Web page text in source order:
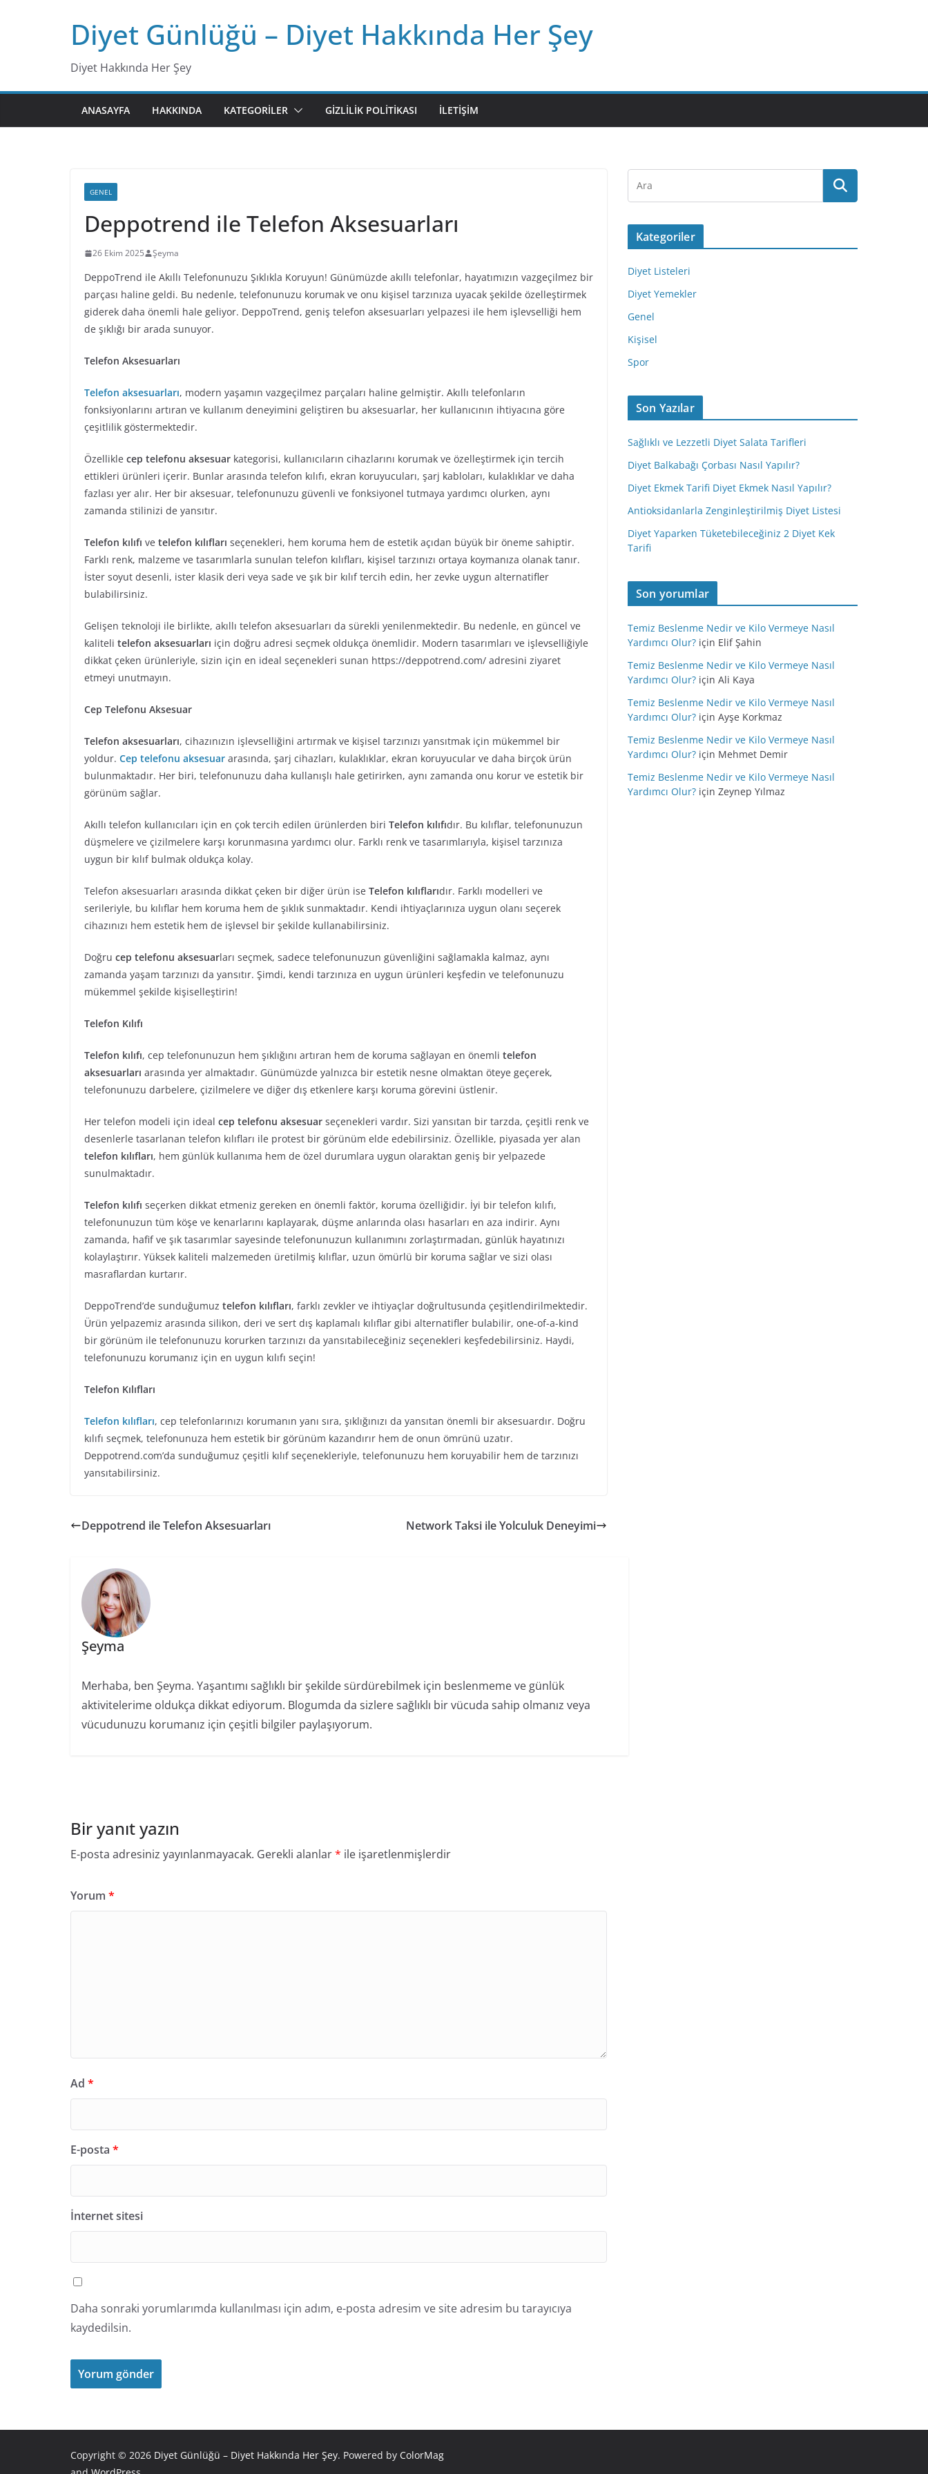
Diyet Günlüğü – Diyet Hakkında Her Şey
Diyet Hakkında Her Şey
ANASAYFA HAKKINDA KATEGORILER GIZLILIK POLITIKASI İLETIŞIM
GENEL
Deppotrend ile Telefon Aksesuarları
26 Ekim 2025 Şeyma
DeppoTrend ile Akıllı Telefonunuzu Şıklıkla Koruyun! Günümüzde akıllı telefonlar, hayatımızın vazgeçilmez bir
parçası haline geldi. Bu nedenle, telefonunuzu korumak ve onu kişisel tarzınıza uyacak şekilde özelleştirmek
giderek daha önemli hale geliyor. DeppoTrend, geniş telefon aksesuarları yelpazesi ile hem işlevselliği hem
de şıklığı bir arada sunuyor.
Telefon Aksesuarları
Telefon aksesuarları, modern yaşamın vazgeçilmez parçaları haline gelmiştir. Akıllı telefonların
fonksiyonlarını artıran ve kullanım deneyimini geliştiren bu aksesuarlar, her kullanıcının ihtiyacına göre
çeşitlilik göstermektedir.
Özellikle cep telefonu aksesuar kategorisi, kullanıcıların cihazlarını korumak ve özelleştirmek için tercih
ettikleri ürünleri içerir. Bunlar arasında telefon kılıfı, ekran koruyucuları, şarj kabloları, kulaklıklar ve daha
fazlası yer alır. Her bir aksesuar, telefonunuzu güvenli ve fonksiyonel tutmaya yardımcı olurken, aynı
zamanda stilinizi de yansıtır.
Telefon kılıfı ve telefon kılıfları seçenekleri, hem koruma hem de estetik açıdan büyük bir öneme sahiptir.
Farklı renk, malzeme ve tasarımlarla sunulan telefon kılıfları, kişisel tarzınızı ortaya koymanıza olanak tanır.
İster soyut desenli, ister klasik deri veya sade ve şık bir kılıf tercih edin, her zevke uygun alternatifler
bulabilirsiniz.
Gelişen teknoloji ile birlikte, akıllı telefon aksesuarları da sürekli yenilenmektedir. Bu nedenle, en güncel ve
kaliteli telefon aksesuarları için doğru adresi seçmek oldukça önemlidir. Modern tasarımları ve işlevselliğiyle
dikkat çeken ürünleriyle, sizin için en ideal seçenekleri sunan https://deppotrend.com/ adresini ziyaret
etmeyi unutmayın.
Cep Telefonu Aksesuar
Telefon aksesuarları, cihazınızın işlevselliğini artırmak ve kişisel tarzınızı yansıtmak için mükemmel bir
yoldur. Cep telefonu aksesuar arasında, şarj cihazları, kulaklıklar, ekran koruyucular ve daha birçok ürün
bulunmaktadır. Her biri, telefonunuzu daha kullanışlı hale getirirken, aynı zamanda onu korur ve estetik bir
görünüm sağlar.
Akıllı telefon kullanıcıları için en çok tercih edilen ürünlerden biri Telefon kılıfıdır. Bu kılıflar, telefonunuzun
düşmelere ve çizilmelere karşı korunmasına yardımcı olur. Farklı renk ve tasarımlarıyla, kişisel tarzınıza
uygun bir kılıf bulmak oldukça kolay.
Telefon aksesuarları arasında dikkat çeken bir diğer ürün ise Telefon kılıflarıdır. Farklı modelleri ve
serileriyle, bu kılıflar hem koruma hem de şıklık sunmaktadır. Kendi ihtiyaçlarınıza uygun olanı seçerek
cihazınızı hem estetik hem de işlevsel bir şekilde kullanabilirsiniz.
Doğru cep telefonu aksesuarları seçmek, sadece telefonunuzun güvenliğini sağlamakla kalmaz, aynı
zamanda yaşam tarzınızı da yansıtır. Şimdi, kendi tarzınıza en uygun ürünleri keşfedin ve telefonunuzu
mükemmel şekilde kişiselleştirin!
Telefon Kılıfı
Telefon kılıfı, cep telefonunuzun hem şıklığını artıran hem de koruma sağlayan en önemli telefon
aksesuarları arasında yer almaktadır. Günümüzde yalnızca bir estetik nesne olmaktan öteye geçerek,
telefonunuzu darbelere, çizilmelere ve diğer dış etkenlere karşı koruma görevini üstlenir.
Her telefon modeli için ideal cep telefonu aksesuar seçenekleri vardır. Sizi yansıtan bir tarzda, çeşitli renk ve
desenlerle tasarlanan telefon kılıfları ile protest bir görünüm elde edebilirsiniz. Özellikle, piyasada yer alan
telefon kılıfları, hem günlük kullanıma hem de özel durumlara uygun olaraktan geniş bir yelpazede
sunulmaktadır.
Telefon kılıfı seçerken dikkat etmeniz gereken en önemli faktör, koruma özelliğidir. İyi bir telefon kılıfı,
telefonunuzun tüm köşe ve kenarlarını kaplayarak, düşme anlarında olası hasarları en aza indirir. Aynı
zamanda, hafif ve şık tasarımlar sayesinde telefonunuzun kullanımını zorlaştırmadan, günlük hayatınızı
kolaylaştırır. Yüksek kaliteli malzemeden üretilmiş kılıflar, uzun ömürlü bir koruma sağlar ve sizi olası
masraflardan kurtarır.
DeppoTrend’de sunduğumuz telefon kılıfları, farklı zevkler ve ihtiyaçlar doğrultusunda çeşitlendirilmektedir.
Ürün yelpazemiz arasında silikon, deri ve sert dış kaplamalı kılıflar gibi alternatifler bulabilir, one-of-a-kind
bir görünüm ile telefonunuzu korurken tarzınızı da yansıtabileceğiniz seçenekleri keşfedebilirsiniz. Haydi,
telefonunuzu korumanız için en uygun kılıfı seçin!
Telefon Kılıfları
Telefon kılıfları, cep telefonlarınızı korumanın yanı sıra, şıklığınızı da yansıtan önemli bir aksesuardır. Doğru
kılıfı seçmek, telefonunuza hem estetik bir görünüm kazandırır hem de onun ömrünü uzatır.
Deppotrend.com’da sunduğumuz çeşitli kılıf seçenekleriyle, telefonunuzu hem koruyabilir hem de tarzınızı
yansıtabilirsiniz.
Deppotrend ile Telefon Aksesuarları Network Taksi ile Yolculuk Deneyimi
Şeyma
Merhaba, ben Şeyma. Yaşantımı sağlıklı bir şekilde sürdürebilmek için beslenmeme ve günlük
aktivitelerime oldukça dikkat ediyorum. Blogumda da sizlere sağlıklı bir vücuda sahip olmanız veya
vücudunuzu korumanız için çeşitli bilgiler paylaşıyorum.
Bir yanıt yazın
E-posta adresiniz yayınlanmayacak. Gerekli alanlar* ile işaretlenmişlerdir
Yorum *
Ad *
E-posta *
İnternet sitesi
Daha sonraki yorumlarımda kullanılması için adım, e-posta adresim ve site adresim bu tarayıcıya
kaydedilsin.
Kategoriler
Diyet Listeleri
Diyet Yemekler
Genel
Kişisel
Spor
Son Yazılar
Sağlıklı ve Lezzetli Diyet Salata Tarifleri
Diyet Balkabağı Çorbası Nasıl Yapılır?
Diyet Ekmek Tarifi Diyet Ekmek Nasıl Yapılır?
Antioksidanlarla Zenginleştirilmiş Diyet Listesi
Diyet Yaparken Tüketebileceğiniz 2 Diyet Kek
Tarifi
Son yorumlar
Temiz Beslenme Nedir ve Kilo Vermeye Nasıl
Yardımcı Olur? için Elif Şahin
Temiz Beslenme Nedir ve Kilo Vermeye Nasıl
Yardımcı Olur? için Ali Kaya
Temiz Beslenme Nedir ve Kilo Vermeye Nasıl
Yardımcı Olur? için Ayşe Korkmaz
Temiz Beslenme Nedir ve Kilo Vermeye Nasıl
Yardımcı Olur? için Mehmet Demir
Temiz Beslenme Nedir ve Kilo Vermeye Nasıl
Yardımcı Olur? için Zeynep Yılmaz
Copyright © 2026 Diyet Günlüğü – Diyet Hakkında Her Şey. Powered by ColorMag